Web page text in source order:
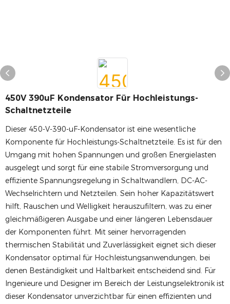
450V 390uF Kondensator Für Hochleistungs-
Schaltnetzteile
Dieser 450-V-390-uF-Kondensator ist eine wesentliche
Komponente für Hochleistungs-Schaltnetzteile. Es ist für den
Umgang mit hohen Spannungen und großen Energielasten
ausgelegt und sorgt für eine stabile Stromversorgung und
effiziente Spannungsregelung in Schaltwandlern, DC-AC-
Wechselrichtern und Netzteilen. Sein hoher Kapazitätswert
hilft, Rauschen und Welligkeit herauszufiltern, was zu einer
gleichmäßigeren Ausgabe und einer längeren Lebensdauer
der Komponenten führt. Mit seiner hervorragenden
thermischen Stabilität und Zuverlässigkeit eignet sich dieser
Kondensator optimal für Hochleistungsanwendungen, bei
denen Beständigkeit und Haltbarkeit entscheidend sind. Für
Ingenieure und Designer im Bereich der Leistungselektronik ist
dieser Kondensator unverzichtbar für einen effizienten und